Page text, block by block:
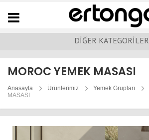
Navigation
DİĞER KATEGORİLER
MOROC YEMEK MASASI
Anasayfa Ürünlerimiz Yemek Grupları
MASASI